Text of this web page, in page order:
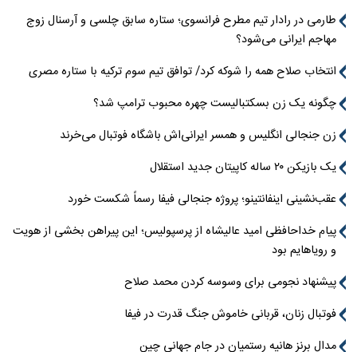
طارمی در رادار تیم مطرح فرانسوی؛ ستاره سابق چلسی و آرسنال زوج
مهاجم ایرانی می‌شود؟
انتخاب صلاح همه را شوکه کرد/ توافق تیم سوم ترکیه با ستاره مصری
چگونه یک زن بسکتبالیست چهره محبوب ترامپ شد؟
زن جنجالی انگلیس و همسر ایرانی‌اش باشگاه فوتبال می‌خرند
یک بازیکن ۲۰ ساله کاپیتان جدید استقلال
عقب‌نشینی اینفانتینو؛ پروژه جنجالی فیفا رسماً شکست خورد
پیام خداحافظی امید عالیشاه از پرسپولیس؛ این پیراهن بخشی از هویت
و رویاهایم بود
پیشنهاد نجومی برای وسوسه کردن محمد صلاح
فوتبال زنان، قربانی خاموش جنگ قدرت در فیفا
مدال برنز هانیه رستمیان در جام جهانی چین